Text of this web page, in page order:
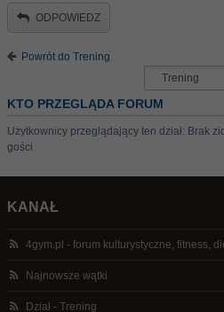
ODPOWIEDZ
Powrót do Trening
KTO PRZEGLĄDA FORUM
Użytkownicy przeglądający ten dział: Brak
gości
KANAŁ
4gym.pl - forum kulturystyczne, fitness,
Najnowsze wątki
Dział - Trening